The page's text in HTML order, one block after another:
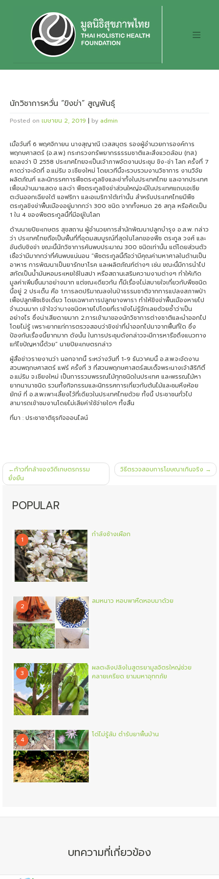
นักวิชาการหวั่น “ขิงข่า” สูญพันธุ์
Posted on เมษายน 2, 2019 | by admin
เมื่อวันที่ 6 พฤศจิกายน นางสุญาณี เวสสบุตร รองผู้อำนวยการองค์การ
พฤกษศาสตร์ (อ.ส.พ.) กระทรวงทรัพยากรธรรมชาติและสิ่งแวดล้อม (ทส.)
แถลงว่า ปี 2558 ประเทศไทยจะเป็นเจ้าภาพจัดงานประชุม ขิง-ข่า โลก ครั้งที่ 7
คาดว่าจะจัดที่ อ.แม่ริม จ.เชียงใหม่ โดยเวทีนี้จะรวบรวมงานวิชาการ งานวิจัย
ผลิตภัณฑ์ และนิทรรศการพืชตระกูลขิงและข่าทั้งในประเทศไทย และจากประเทศ
เพื่อนบ้านมาแสดง และว่า พืชตระกูลขิงข่าส่วนใหญ่จะมีในประเทศแถบเอเชีย
ตะวันออกเฉียงใต้ แอฟริกา และอเมริกาใต้เท่านั้น สำหรับประเทศไทยมีพืช
ตระกูลขิงข่าพื้นเมืองอยู่มากกว่า 300 ชนิด จากทั้งหมด 26 สกุล หรือคิดเป็น
1 ใน 4 ของพืชตระกูลนี้ที่มีอยู่ในโลก
ด้านนายปิยะเกษตร สุขสถาน ผู้อำนวยการสำนักพัฒนาปลูกบำรุง อ.ส.พ. กล่าว
ว่า ประเทศไทยถือเป็นพื้นที่ที่อุดมสมบูรณ์ที่สุดในโลกของพืช ตระกูล วงศ์ และ
อันดับขิงข่า ขณะนี้นักวิชาการค้นพบประมาณ 300 ชนิดเท่านั้น แต่โดยส่วนตัว
เชื่อว่ามีมากกว่าที่ค้นพบแน่นอน “พืชตระกูลนี้ถือว่ามีคุณค่ามหาศาลในด้านเป็น
อาหาร การพัฒนาเป็นยารักษาโรค และผลิตภัณฑ์ต่างๆ เช่น ขณะนี้มีการนำไป
สกัดเป็นน้ำมันหอมระเหยใช้ในสปา หรือสถานเสริมความงามต่างๆ ทำให้เกิด
มูลค่าเพิ่มขึ้นมาอย่างมาก แต่ขณะเดียวกัน ก็มีเรื่องไม่สบายใจเกี่ยวกับพืชชนิด
นี้อยู่ 2 ประเด็น คือ 1.การลดปริมาณลงในป่าธรรมชาติจากการแปลงสภาพป่า
เพื่อปลูกพืชเชิงเดี่ยว โดยเฉพาะการปลูกยางพารา ทำให้ขิงข่าพื้นเมืองหายไป
จำนวนมาก เข้าใจว่าบางชนิดหายไปโดยที่เรายังไม่รู้จักเลยด้วยซ้ำว่าเป็น
อย่างไร ซึ่งน่าเสียดายมาก 2.การเข้ามาของนักวิชาการต่างชาติและนำออกไป
โดยไม่รู้ เพราะยากแก่การตรวจสอบว่าขิงข่าที่นำออกไปมาจากพื้นที่ใด ซึ่ง
ป้องกันเรื่องนี้ยากมาก ดังนั้น ในการประชุมดังกล่าวจะมีการหารือถึงแนวทาง
แก้ไขปัญหานี้ด้วย” นายปิยะเกษตรกล่าว
ผู้สื่อข่าวรายงานว่า นอกจากนี้ ระหว่างวันที่ 1-9 ธันวาคมนี้ อ.ส.พ.จะจัดงาน
สวนพฤกษศาสตร์ แฟร์ ครั้งที่ 3 ที่สวนพฤกษศาสตร์สมเด็จพระนางเจ้าสิริกิติ์
อ.แม่ริม จ.เชียงใหม่ เป็นการรวมพรรณไม้ทุกชนิดในประเทศ และพรรณไม้หา
ยากนานาชนิด รวมทั้งกิจกรรมและนิทรรศการเกี่ยวกับต้นไม้และชมหิ่งห้อย
ยักษ์ ที่ อ.ส.พ.เพาะเลี้ยงไว้ที่เดียวในประเทศไทยด้วย ทั้งนี้ ประชาชนทั่วไป
สามารถเข้าชมงานโดยไม่เสียค่าใช้จ่ายใดๆ ทั้งสิ้น
ที่มา : ประชาชาติธุรกิจออนไลน์
แนะแนว
เรื่อง
ก้าวที่กล้าของวิถีเกษตรกรรม
ยั่งยืน
วิธีตรวจสอบการโฆษณาเกินจริง
POPULAR
1
กำลังช้างเผือก
2
ลมหนาว หอบพาหืดหอบมาด้วย
3
ผลตะลิงปลิงในสูตรยามูลจิตรใหญ่ช่วย
คลายเครียด ยามมหาอุทกภัย
4
โด่ไม่รู้ล้ม ตำรับยาพื้นบ้าน
บทความที่เกี่ยวข้อง